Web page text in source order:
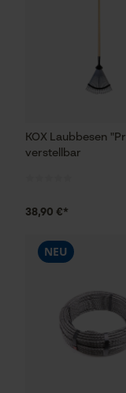
KOX Laubbesen
verstellbar
38,90 €*
NEU